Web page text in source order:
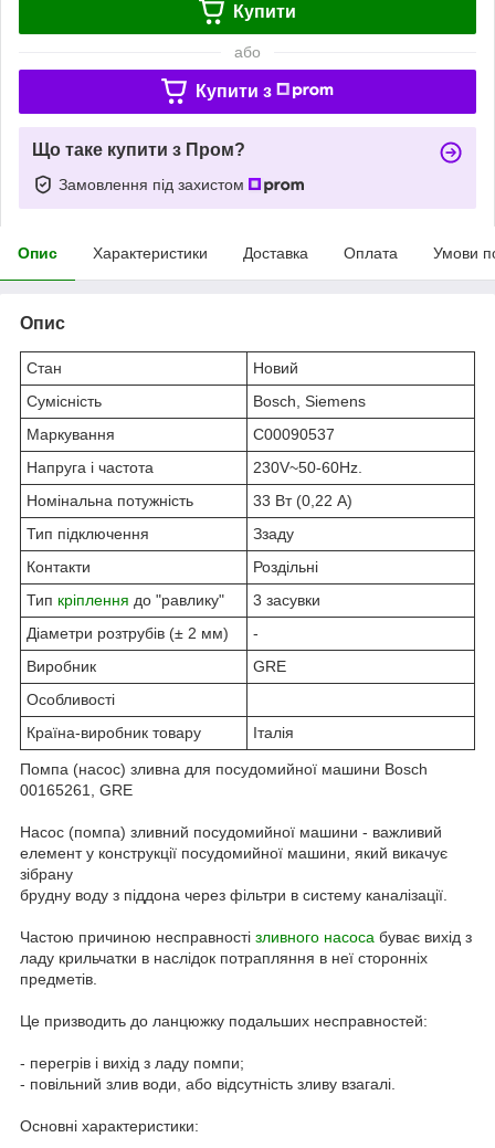
Купити
або
Купити з
Що таке купити з Пром?
Замовлення під захистом
Опис Характеристики Доставка Оплата Умови
Опис
Стан
Новий
Сумісність
Bosch, Siemens
Маркування
С00090537
Напруга і частота
230V~50-60Hz.
Номінальна потужність
33 Вт (0,22 А)
Тип підключення
Ззаду
Контакти
Роздільні
Тип кріплення до "равлику"
3 засувки
Діаметри розтрубів (± 2 мм)
-
Виробник
GRE
Особливості
Країна-виробник товару
Італія
Помпа (насос) зливна для посудомийної машини Bosch
00165261, GRE
Насос (помпа) зливний посудомийної машини - важливий
елемент у конструкції посудомийної машини, який викачує
зібрану
брудну воду з піддона через фільтри в систему каналізації.
Частою причиною несправності зливного насоса буває вихід з
ладу крильчатки в наслідок потрапляння в неї сторонніх
предметів.
Це призводить до ланцюжку подальших несправностей:
- перегрів і вихід з ладу помпи;
- повільний злив води, або відсутність зливу взагалі.
Основні характеристики: